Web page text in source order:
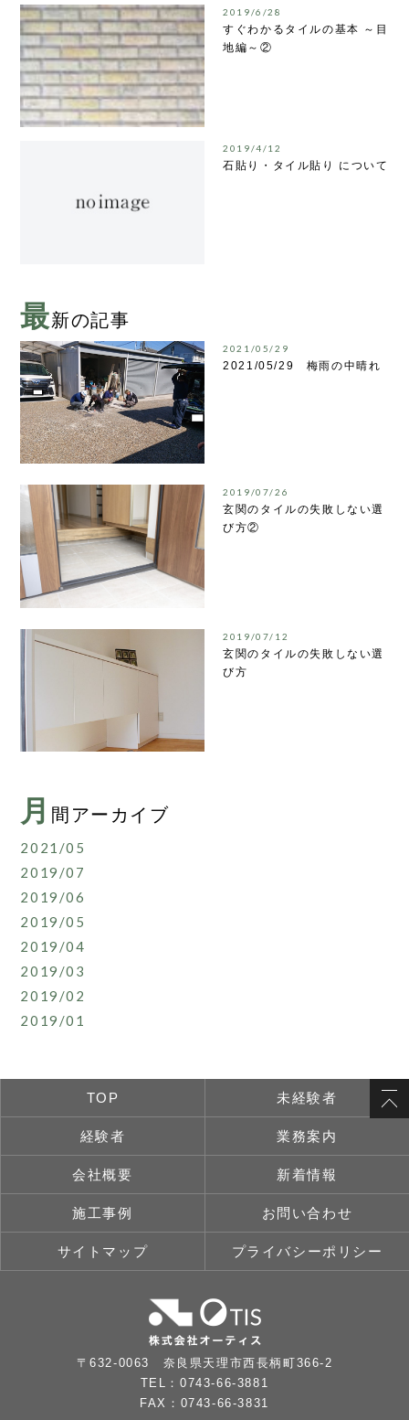
2019/6/28
すぐわかるタイルの基本 ～目
地編～②
2019/4/12
石貼り・タイル貼り について
最新の記事
2021/05/29
2021/05/29 梅雨の中晴れ
2019/07/26
玄関のタイルの失敗しない選
び方②
2019/07/12
玄関のタイルの失敗しない選
び方
月 間アーカイブ
2021/05
2019/07
2019/06
2019/05
2019/04
2019/03
2019/02
2019/01
TOP 未経験者
経験者 業務案内
会社概要 新着情報
施工事例 お問い合わせ
サイトマップ プライバシーポリシー
〒632-0063 奈良県天理市西長柄町366-2
TEL：0743-66-3881
FAX：0743-66-3831